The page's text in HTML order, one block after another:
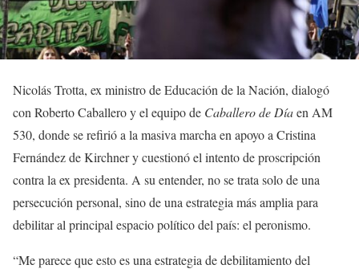
Nicolás Trotta, ex ministro de Educación de la Nación, dialogó
con Roberto Caballero y el equipo de Caballero de Díaen AM
530, donde se refirió a la masiva marcha en apoyo a Cristina
Fernández de Kirchner y cuestionó el intento de proscripción
contra la ex presidenta. A su entender, no se trata solo de una
persecución personal, sino de una estrategia más amplia para
debilitar al principal espacio político del país: el peronismo.
“Me parece que esto es una estrategia de debilitamiento del